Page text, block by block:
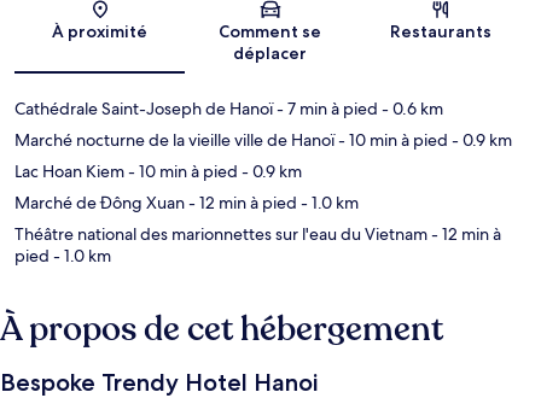
Carte
À proximité
Comment se
déplacer
Restaurants
Cathédrale Saint-Joseph de Hanoï- 7 min à pied - 0.6 km
Marché nocturne de la vieille ville de Hanoï- 10 min à pied - 0.9 km
Lac Hoan Kiem- 10 min à pied - 0.9 km
Marché de Đông Xuan- 12 min à pied - 1.0 km
Théâtre national des marionnettes sur l'eau du Vietnam- 12 min à
pied - 1.0 km
À propos de cet hébergement
Bespoke Trendy Hotel Hanoi